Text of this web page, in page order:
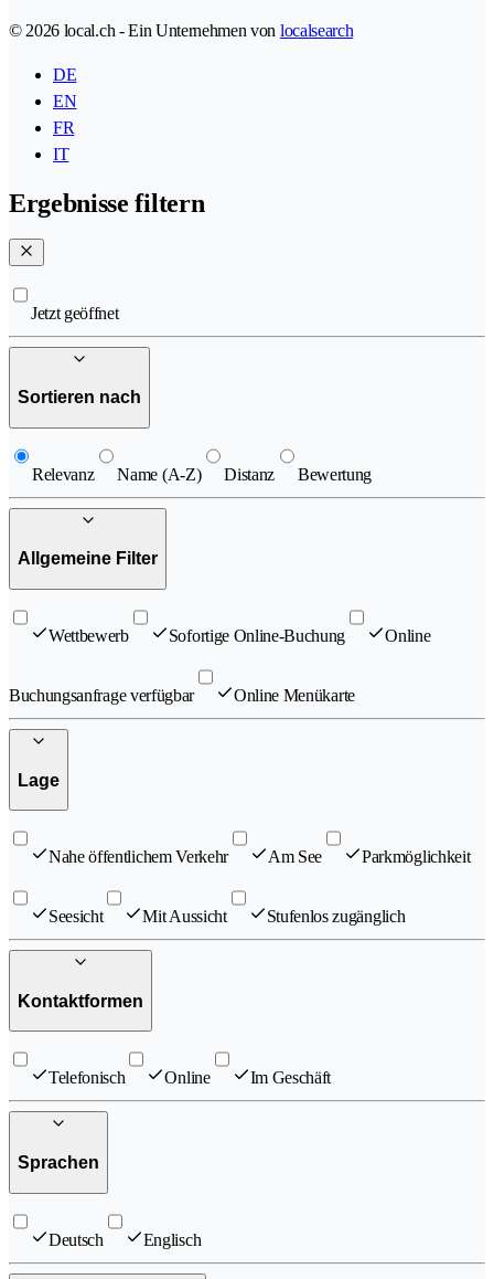
© 2026 local.ch - Ein Unternehmen von localsearch
DE
EN
FR
IT
Ergebnisse filtern
Jetzt geöffnet
Sortieren nach
Relevanz Name (A-Z) Distanz Bewertung
Allgemeine Filter
Wettbewerb Sofortige Online-Buchung Online
Buchungsanfrage verfügbar Online Menükarte
Lage
Nahe öffentlichem Verkehr Am See Parkmöglichkeit
Seesicht Mit Aussicht Stufenlos zugänglich
Kontaktformen
Telefonisch Online Im Geschäft
Sprachen
Deutsch Englisch